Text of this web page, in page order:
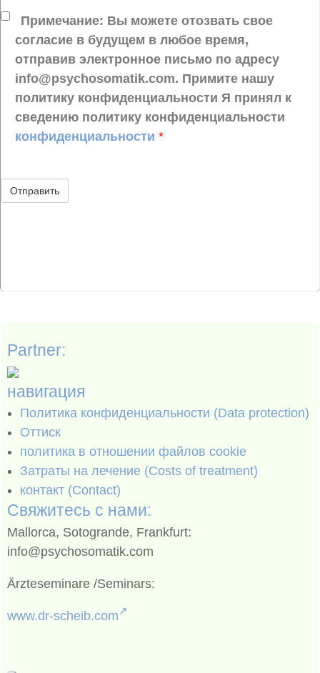
Примечание: Вы можете отозвать свое
согласие в будущем в любое время,
отправив электронное письмо по адресу
info@psychosomatik.com. Примите нашу
политику конфиденциальности Я принял к
сведению политику конфиденциальности
конфиденциальности *
Partner:
навигация
Политика конфиденциальности (Data protection)
Оттиск
политика в отношении файлов cookie
Затраты на лечение (Costs of treatment)
контакт (Contact)
Свяжитесь с нами:
Mallorca, Sotogrande, Frankfurt:
info@psychosomatik.com
Ärzteseminare /Seminars:
www.dr-scheib.com